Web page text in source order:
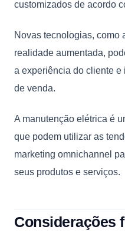
customizados de acordo
Novas tecnologias, como
realidade aumentada,
a experiência do cliente
de venda.
A manutenção elétrica é
que podem utilizar as
marketing omnichannel
seus produtos e serviços.
Considerações